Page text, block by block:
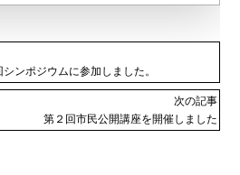
ンポジウムに参加しました。
次の記事
第２回市民公開講座を開催しました